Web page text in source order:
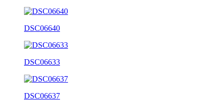
DSC06640
DSC06633
DSC06637